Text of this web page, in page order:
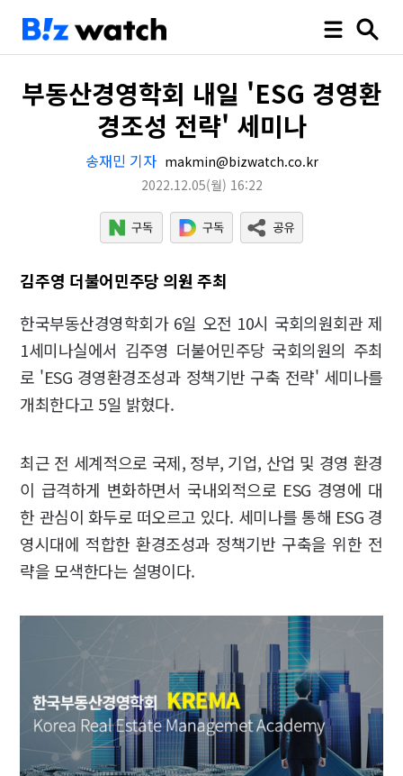
부동산경영학회 내일 'ESG 경영환
경조성 전략' 세미나
송재민 기자 makmin@bizwatch.co.kr
2022.12.05(월) 16:22
김주영 더불어민주당 의원 주최
한국부동산경영학회가 6일 오전 10시 국회의원회관 제
1세미나실에서 김주영 더불어민주당 국회의원의 주최
로 'ESG 경영환경조성과 정책기반 구축 전략' 세미나를
개최한다고 5일 밝혔다.
최근 전 세계적으로 국제, 정부, 기업, 산업 및 경영 환경
이 급격하게 변화하면서 국내외적으로 ESG 경영에 대
한 관심이 화두로 떠오르고 있다. 세미나를 통해 ESG 경
영시대에 적합한 환경조성과 정책기반 구축을 위한 전
략을 모색한다는 설명이다.